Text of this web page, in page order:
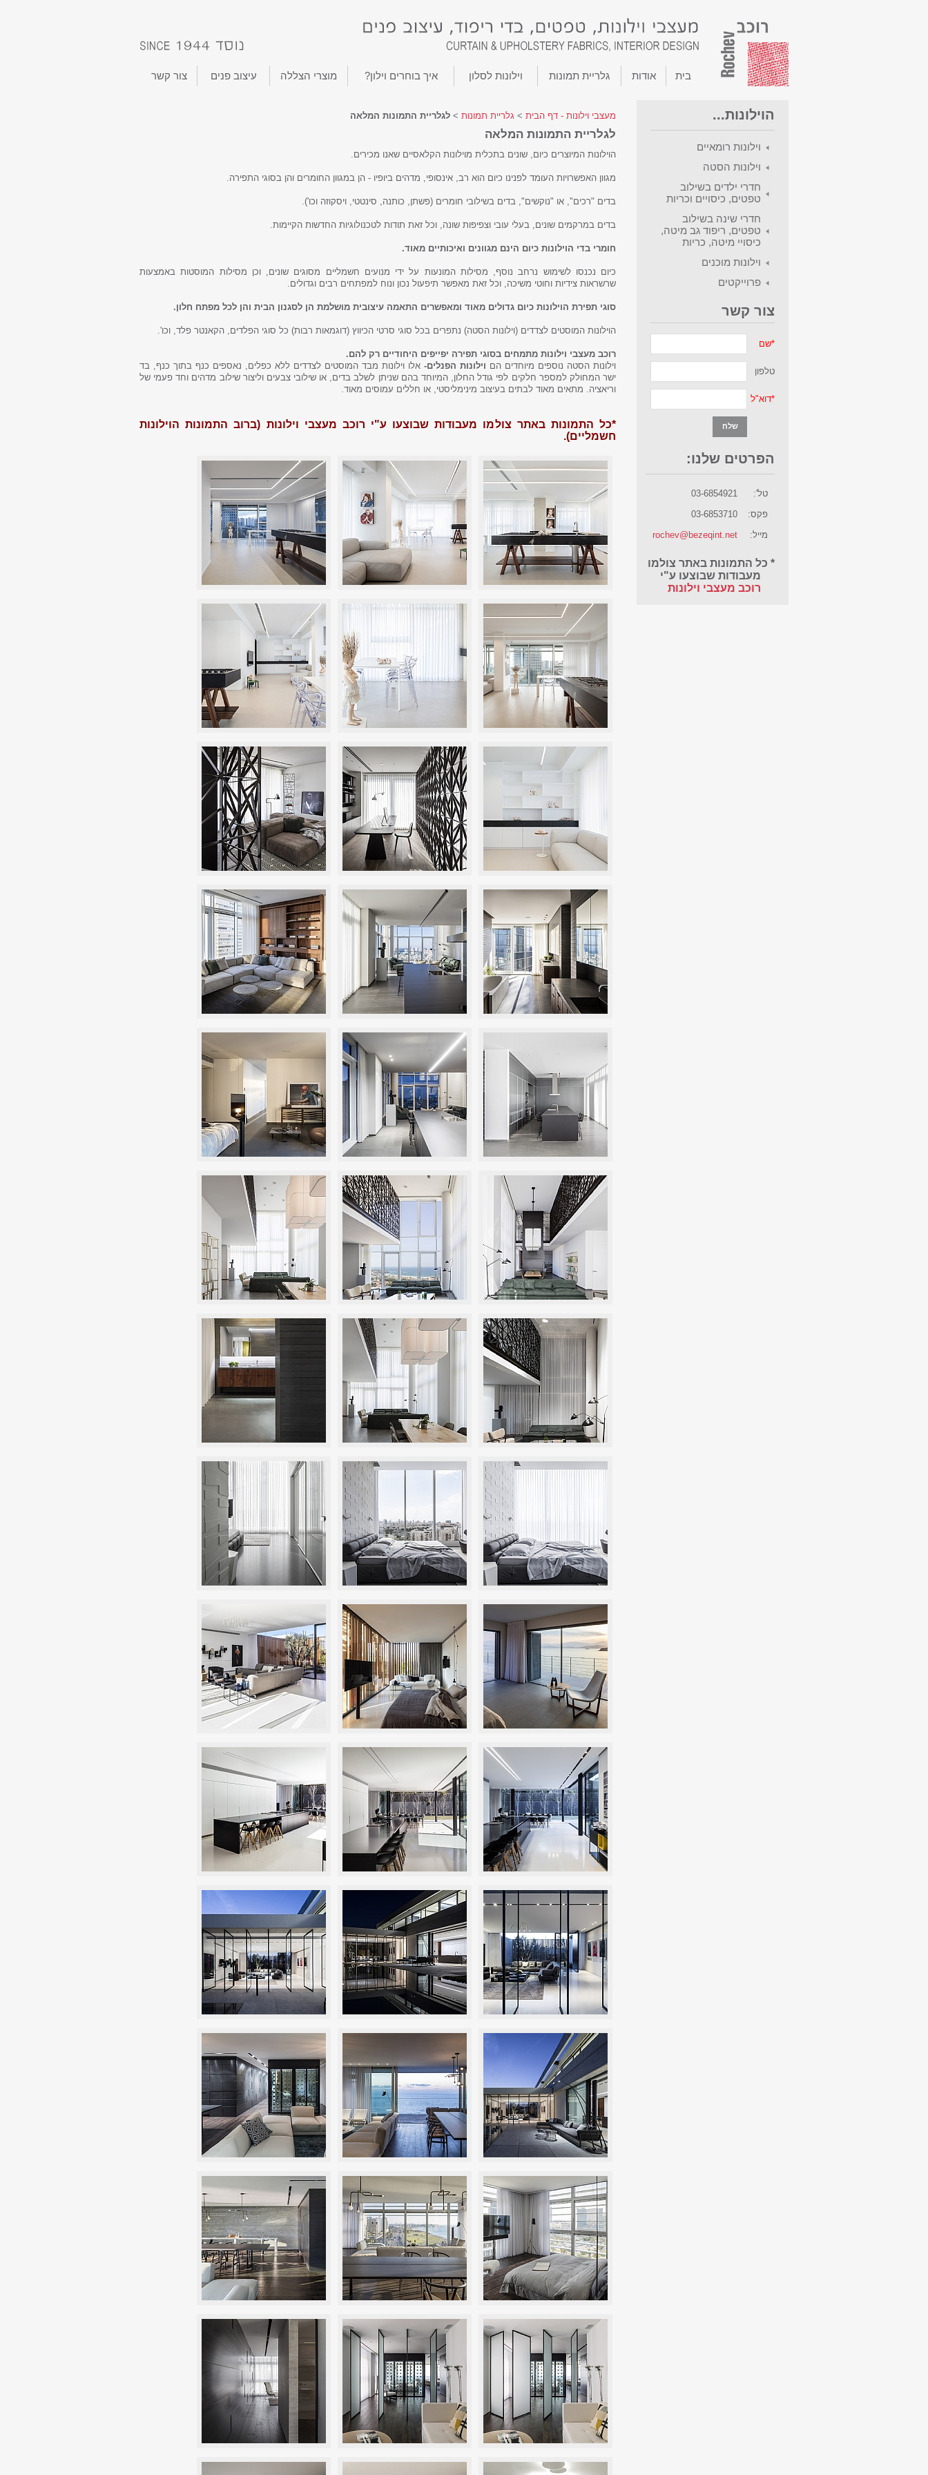
בית אודות גלריית תמונות וילונות לסלון איך בוחרים וילון? מוצרי הצללה עיצוב פנים צור קשר
הוילונות...
וילונות רומאיים
וילונות הסטה
חדרי ילדים בשילוב
טפטים, כיסויים וכריות
חדרי שינה בשילוב
טפטים, ריפוד גב מיטה,
כיסויי מיטה, כריות
וילונות מוכנים
פרוייקטים
צור קשר
*שם
טלפון
*דוא"ל
הפרטים שלנו:
טל':
03-6854921
פקס:
03-6853710
מייל:
rochev@bezeqint.net
* כל התמונות באתר צולמו
מעבודות שבוצעו ע"י
רוכב מעצבי וילונות
מעצבי וילונות - דף הבית > גלריית תמונות > לגלריית התמונות המלאה
לגלריית התמונות המלאה
הוילונות המיוצרים כיום, שונים בתכלית מוילונות הקלאסיים שאנו מכירים.
מגוון האפשרויות העומד לפנינו כיום הוא רב, אינסופי, מדהים ביופיו - הן במגוון החומרים והן בסוגי התפירה.
בדים "רכים", או "נוקשים", בדים בשילובי חומרים (פשתן, כותנה, סינטטי, ויסקוזה וכו').
בדים במרקמים שונים, בעלי עובי וצפיפות שונה, וכל זאת תודות לטכנולוגיות החדשות הקיימות.
חומרי בדי הוילונות כיום הינם מגוונים ואיכותיים מאוד.
כיום נכנסו לשימוש נרחב נוסף, מסילות המונעות על ידי מנועים חשמליים מסוגים שונים, וכן מסילות המוסטות באמצעות
שרשראות צידיות וחוטי משיכה, וכל זאת מאפשר תיפעול נכון ונוח למפתחים רבים וגדולים.
סוגי תפירת הוילונות כיום גדולים מאוד ומאפשרים התאמה עיצובית מושלמת הן לסגנון הבית והן לכל מפתח חלון.
הוילונות המוסטים לצדדים (וילונות הסטה) נתפרים בכל סוגי סרטי הכיווץ (דוגמאות רבות) כל סוגי הפלדים, הקאנטר פלד, וכו'.
רוכב מעצבי וילונות מתמחים בסוגי תפירה יפייפים היחודיים רק להם.
וילונות הסטה נוספים מיוחדים הם וילונות הפנלים- אלו וילונות מבד המוסטים לצדדים ללא כפלים, נאספים כנף בתוך כנף, בד
ישר המחולק למספר חלקים לפי גודל החלון, המיוחד בהם שניתן לשלב בדים, או שילובי צבעים וליצור שילוב מדהים וחד פעמי של
וריאציה. מתאים מאוד לבתים בעיצוב מינימליסטי, או חללים עמוסים מאוד.
*כל התמונות באתר צולמו מעבודות שבוצעו ע"י רוכב מעצבי וילונות (ברוב התמונות הוילונות
חשמליים).